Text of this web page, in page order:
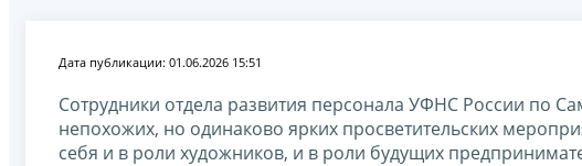
Дата публикации: 01.06.2026 15:51
Сотрудники отдела развития персонала УФНС России по
непохожих, но одинаково ярких просветительских
себя и в роли художников, и в роли будущих